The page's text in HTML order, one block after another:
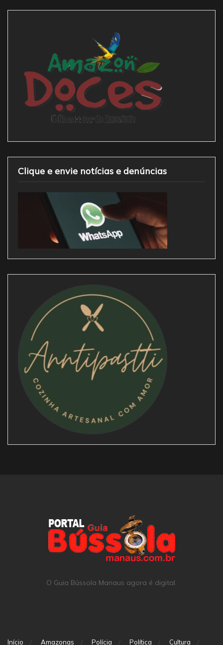
Clique e envie notícias e denúncias
O Guia Bússola Manaus agora é digital.
Início Amazonas Polícia Política Cultura